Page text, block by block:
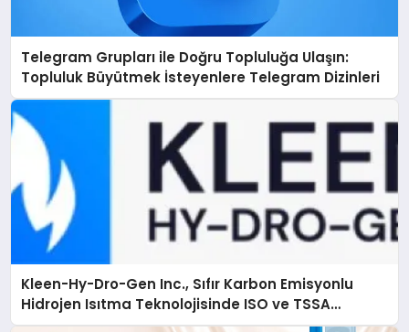
Telegram Grupları ile Doğru Topluluğa Ulaşın:
Topluluk Büyütmek İsteyenlere Telegram Dizinleri
Kleen-Hy-Dro-Gen Inc., Sıfır Karbon Emisyonlu
Hidrojen Isıtma Teknolojisinde ISO ve TSSA
Düzenleyici Onaylarını Aldı